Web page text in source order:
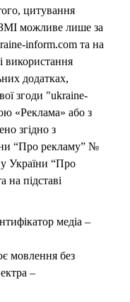
цитування
ЗМІ можливе лише за
inform.com та на
використання
додатках,
згоди "ukraine-
«Реклама» або з
згідно з
“Про рекламу” №
України “Про
на підставі
медіа –
мовлення без
–